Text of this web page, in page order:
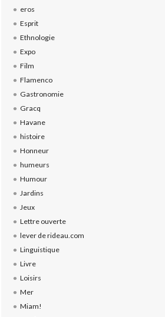
eros
Esprit
Ethnologie
Expo
Film
Flamenco
Gastronomie
Gracq
Havane
histoire
Honneur
humeurs
Humour
Jardins
Jeux
Lettre ouverte
lever de rideau.com
Linguistique
Livre
Loisirs
Mer
Miam!